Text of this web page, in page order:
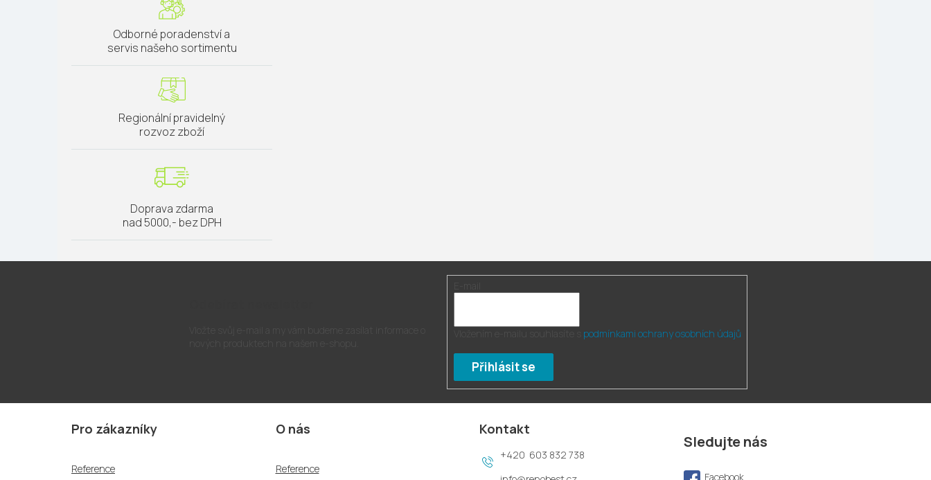
Odborné poradenství a
servis našeho sortimentu
Regionální pravidelný
rozvoz zboží
Doprava zdarma
nad 5000,- bez DPH
podmínkami ochrany osobních údajů
Přihlásit se
Z
Pro zákazníky
Reference
O nás
Reference
Kontakt
603 832 738
Sledujte nás
Facebook